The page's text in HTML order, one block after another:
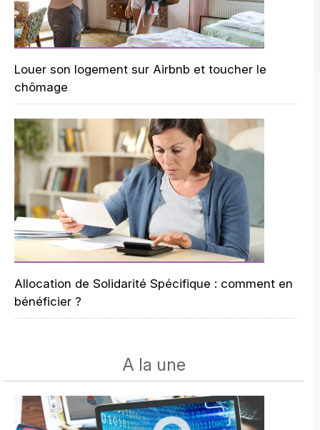
Louer son logement sur Airbnb et toucher le
chômage
Allocation de Solidarité Spécifique : comment en
bénéficier ?
A la une